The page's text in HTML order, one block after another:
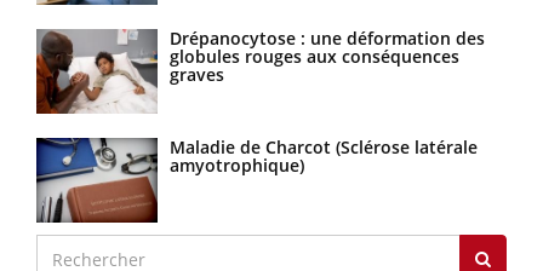
Drépanocytose : une déformation des
globules rouges aux conséquences
graves
Maladie de Charcot (Sclérose latérale
amyotrophique)